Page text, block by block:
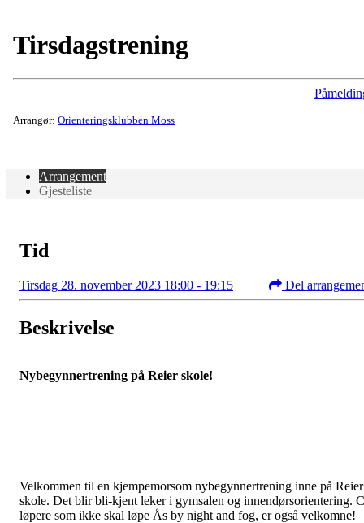
Tirsdagstrening
Arrangør: Orienteringsklubben Moss
Arrangement
Gjesteliste
Tid
Tirsdag 28. november 2023 18:00 - 19:15 Del
Beskrivelse
Nybegynnertrening på Reier skole!
Velkommen til en kjempemorsom nybegynnertrening inne på Reier
skole. Det blir bli-kjent leker i gymsalen og innendørsorientering.
løpere som ikke skal løpe Ås by night and fog, er også velkomne!